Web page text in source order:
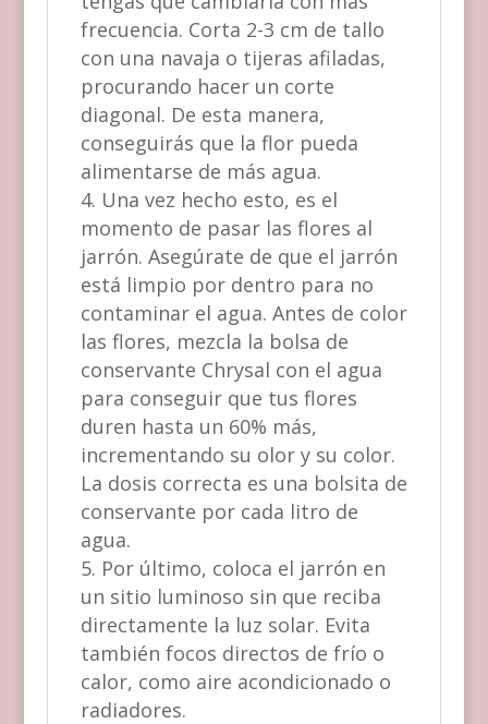
frecuencia. Corta 2-3 cm de tallo
con una navaja o tijeras afiladas,
procurando hacer un corte
diagonal. De esta manera,
conseguirás que la flor pueda
alimentarse de más agua.
Una vez hecho esto, es el
momento de pasar las flores al
jarrón. Asegúrate de que el jarrón
está limpio por dentro para no
contaminar el agua. Antes de color
las flores, mezcla la bolsa de
conservante Chrysal con el agua
para conseguir que tus flores
duren hasta un 60% más,
incrementando su olor y su color.
La dosis correcta es una bolsita de
conservante por cada litro de
agua.
Por último, coloca el jarrón en
un sitio luminoso sin que reciba
directamente la luz solar. Evita
también focos directos de frío o
calor, como aire acondicionado o
radiadores.